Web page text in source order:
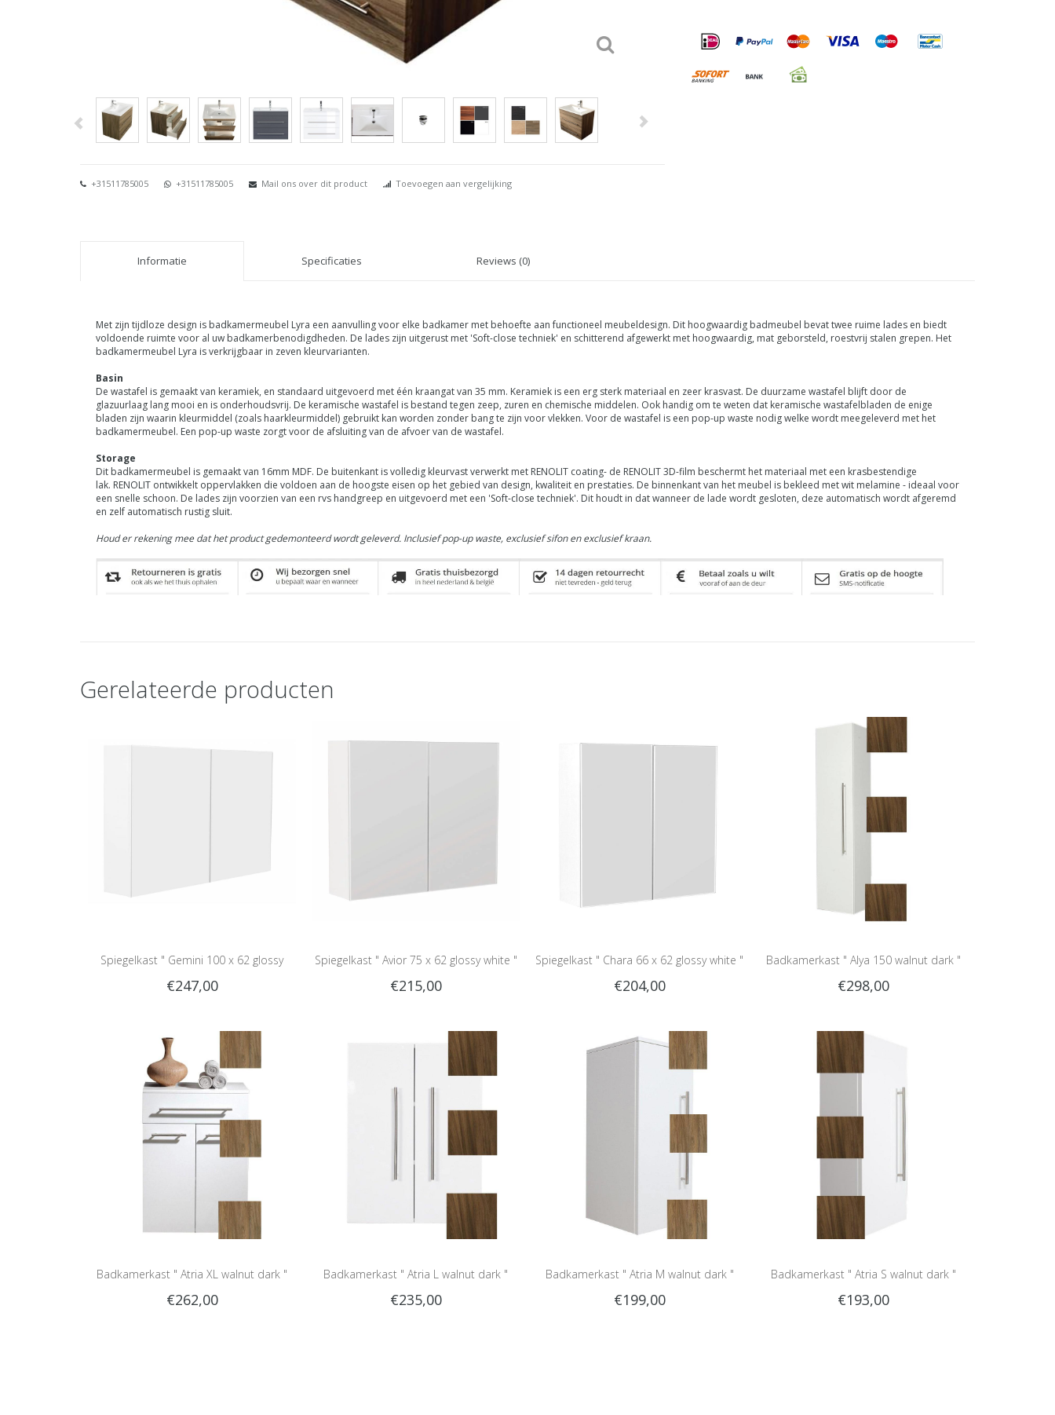
+31511785005 +31511785005 Mail ons over dit product Toevoegen aan vergelijking
Informatie Specificaties Reviews (0)
Met zijn tijdloze design is badkamermeubel Lyra een aanvulling voor elke badkamer met behoefte aan functioneel meubeldesign. Dit hoogwaardig badmeubel bevat twee ruime lades en biedt
voldoende ruimte voor al uw badkamerbenodigdheden. De lades zijn uitgerust met 'Soft-close techniek' en schitterend afgewerkt met hoogwaardig, mat geborsteld, roestvrij stalen grepen. Het
badkamermeubel Lyra is verkrijgbaar in zeven kleurvarianten.
Basin
De wastafel is gemaakt van keramiek, en standaard uitgevoerd met één kraangat van 35 mm. Keramiek is een erg sterk materiaal en zeer krasvast. De duurzame wastafel blijft door de
glazuurlaag lang mooi en is onderhoudsvrij. De keramische wastafel is bestand tegen zeep, zuren en chemische middelen. Ook handig om te weten dat keramische wastafelbladen de enige
bladen zijn waarin kleurmiddel (zoals haarkleurmiddel) gebruikt kan worden zonder bang te zijn voor vlekken. Voor de wastafel is een pop-up waste nodig welke wordt meegeleverd met het
badkamermeubel. Een pop-up waste zorgt voor de afsluiting van de afvoer van de wastafel.
Storage
Dit badkamermeubel is gemaakt van 16mm MDF. De buitenkant is volledig kleurvast verwerkt met RENOLIT coating- de RENOLIT3D-film beschermt het materiaal met een krasbestendige
lak. RENOLIT ontwikkelt oppervlakken die voldoen aan de hoogste eisen op het gebied van design, kwaliteit en prestaties. De binnenkant van het meubel is bekleed met wit melamine - ideaal voor
een snelle schoon. De lades zijn voorzien van een rvs handgreep en uitgevoerd met een 'Soft-close techniek'. Dit houdt in dat wanneer de lade wordt gesloten, deze automatisch wordt afgeremd
en zelf automatisch rustig sluit.
Houd er rekening mee dat het product gedemonteerd wordt geleverd. Inclusief pop-up waste, exclusief sifon en exclusief kraan.
Gerelateerde producten
Spiegelkast " Gemini 100 x 62 glossy
white "
€247,00
Spiegelkast " Avior 75 x 62 glossy white "
€215,00
Spiegelkast " Chara 66 x 62 glossy white "
€204,00
Badkamerkast " Alya 150 walnut dark "
€298,00
Badkamerkast " Atria XL walnut dark "
€262,00
Badkamerkast " Atria L walnut dark "
€235,00
Badkamerkast " Atria M walnut dark "
€199,00
Badkamerkast " Atria S walnut dark "
€193,00